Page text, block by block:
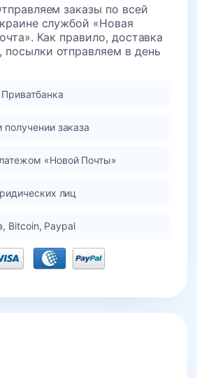
заказы по всей
службой «Новая
Как правило, доставка
посылки отправляем в день
заказа
«Новой Почты»
лиц
Bitcoin, Paypal